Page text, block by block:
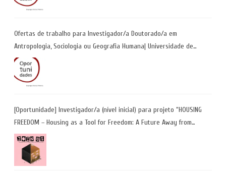
Ofertas de trabalho para Investigador/a Doutorado/a em
Antropologia, Sociologia ou Geografia Humana| Universidade de
Coimbra | Candidaturas até 29 de maio 2026
[Oportunidade] Investigador/a (nível inicial) para projeto “HOUSING
FREEDOM – Housing as a Tool for Freedom: A Future Away from
Incarceration” | até 8 de maio